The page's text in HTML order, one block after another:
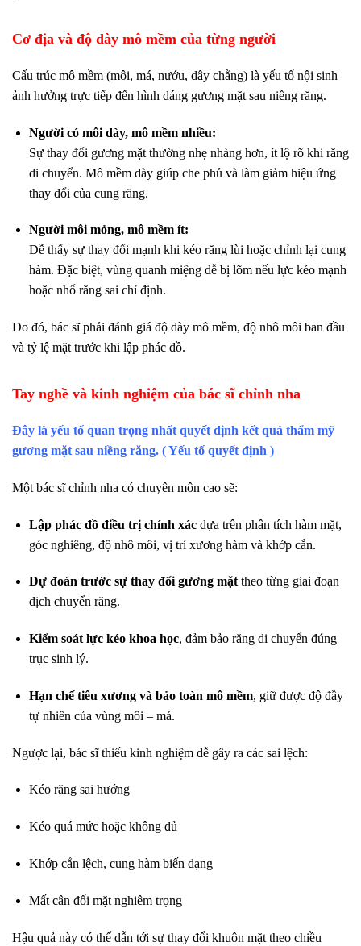
Cơ địa và độ dày mô mềm của từng người
Cấu trúc mô mềm (môi, má, nướu, dây chằng) là yếu tố nội sinh
ảnh hưởng trực tiếp đến hình dáng gương mặt sau niềng răng.
Người có môi dày, mô mềm nhiều:
Sự thay đổi gương mặt thường nhẹ nhàng hơn, ít lộ rõ khi răng
di chuyển. Mô mềm dày giúp che phủ và làm giảm hiệu ứng
thay đổi của cung răng.
Người môi mỏng, mô mềm ít:
Dễ thấy sự thay đổi mạnh khi kéo răng lùi hoặc chỉnh lại cung
hàm. Đặc biệt, vùng quanh miệng dễ bị lõm nếu lực kéo mạnh
hoặc nhổ răng sai chỉ định.
Do đó, bác sĩ phải đánh giá độ dày mô mềm, độ nhô môi ban đầu
và tỷ lệ mặt trước khi lập phác đồ.
Tay nghề và kinh nghiệm của bác sĩ chỉnh nha
Đây là yếu tố quan trọng nhất quyết định kết quả thẩm mỹ
gương mặt sau niềng răng. ( Yếu tố quyết định )
Một bác sĩ chỉnh nha có chuyên môn cao sẽ:
Lập phác đồ điều trị chính xácdựa trên phân tích hàm mặt,
góc nghiêng, độ nhô môi, vị trí xương hàm và khớp cắn.
Dự đoán trước sự thay đổi gương mặttheo từng giai đoạn
dịch chuyển răng.
Kiểm soát lực kéo khoa học, đảm bảo răng di chuyển đúng
trục sinh lý.
Hạn chế tiêu xương và bảo toàn mô mềm, giữ được độ đầy
tự nhiên của vùng môi – má.
Ngược lại, bác sĩ thiếu kinh nghiệm dễ gây ra các sai lệch:
Kéo răng sai hướng
Kéo quá mức hoặc không đủ
Khớp cắn lệch, cung hàm biến dạng
Mất cân đối mặt nghiêm trọng
Hậu quả này có thể dẫn tới sự thay đổi khuôn mặt theo chiều